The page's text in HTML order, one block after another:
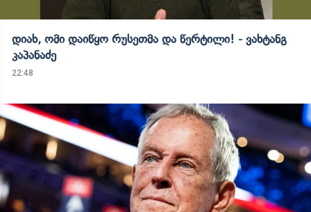
დიახ, ომი დაიწყო რუსეთმა და წერტილი! - ვახტანგ
კაპანაძე
22:48